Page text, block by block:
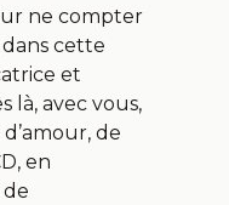
ne compter
cette
et
là, avec vous,
de
en
de